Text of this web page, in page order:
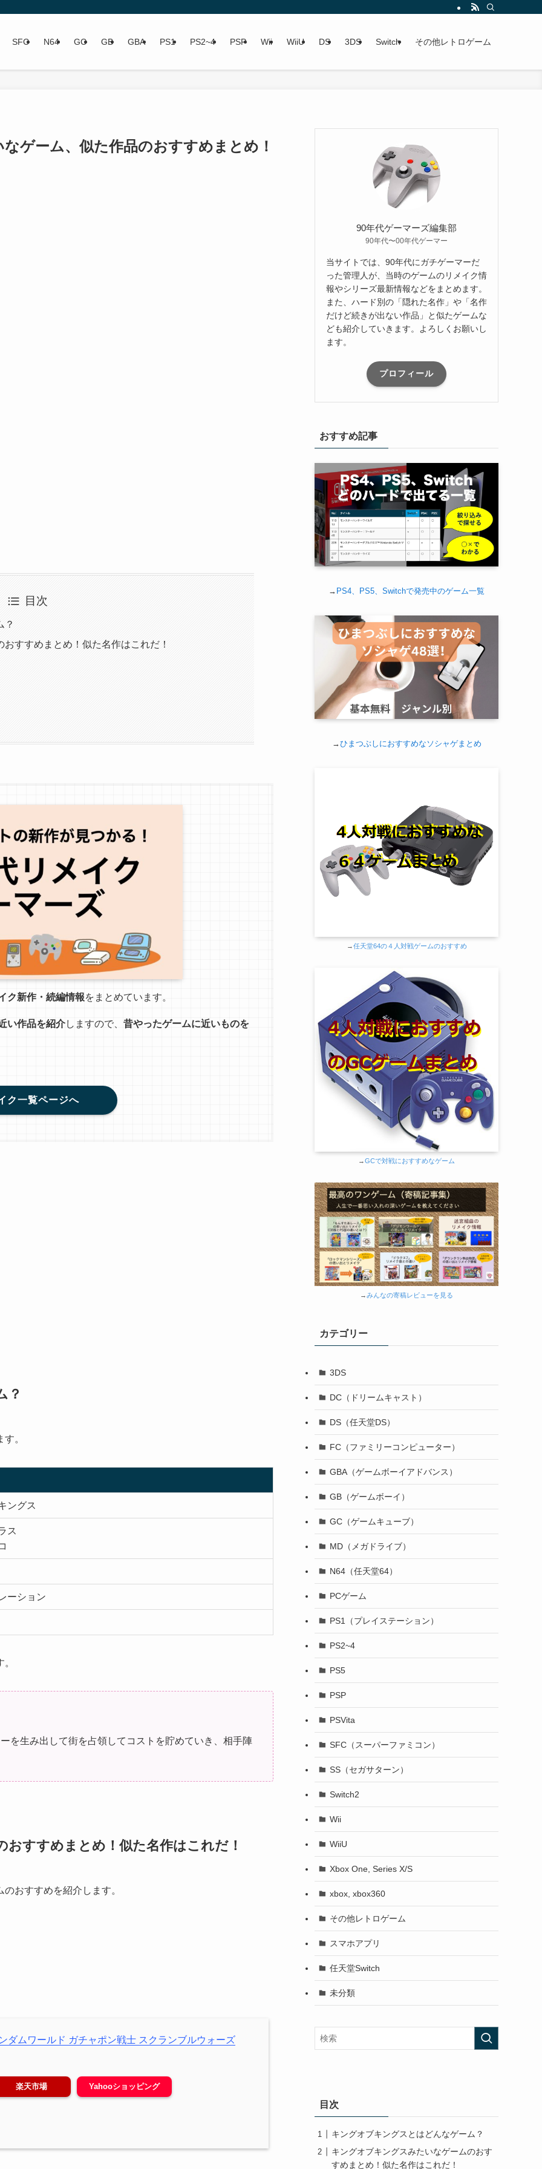
SFC N64 GC GB GBA PS1 PS2~4 PSP Wii WiiU DS 3DS Switch その他レトロゲーム
ゲーム、似た作品のおすすめまとめ！
目次
？
すすめまとめ！似た名作はこれだ！
ク新作・続編情報をまとめています。
い作品を紹介しますので、 昔やったゲームに近いものを
ク一覧ページへ
？
。
ングス
ス
ーション
を生み出して街を占領してコストを貯めていき、相手陣
すすめまとめ！似た名作はこれだ！
おすすめを紹介します。
ダムワールド ガチャポン戦士 スクランブルウォーズ
楽天市場 Yahooショッピング
90年代ゲーマーズ編集部
90年代〜00年代ゲーマー
当サイトでは、90年代にガチゲーマーだ
った管理人が、当時のゲームのリメイク情
報やシリーズ最新情報などをまとめます。
また、ハード別の「隠れた名作」や「名作
だけど続きが出ない作品」と似たゲームな
ども紹介していきます。よろしくお願いし
ます。
プロフィール
おすすめ記事
→ PS4、PS5、Switchで発売中のゲーム一覧
→ひまつぶしにおすすめなソシャゲまとめ
→任天堂64の４人対戦ゲームのおすすめ
→GCで対戦におすすめなゲーム
→みんなの寄稿レビューを見る
カテゴリー
3DS
DC（ドリームキャスト）
DS（任天堂DS）
FC（ファミリーコンピューター）
GBA（ゲームボーイアドバンス）
GB（ゲームボーイ）
GC（ゲームキューブ）
MD（メガドライブ）
N64（任天堂64）
PCゲーム
PS1（プレイステーション）
PS2~4
PS5
PSP
PSVita
SFC（スーパーファミコン）
SS（セガサターン）
Switch2
Wii
WiiU
Xbox One, Series X/S
xbox, xbox360
その他レトロゲーム
スマホアプリ
任天堂Switch
未分類
目次
キングオブキングスとはどんなゲーム？
キングオブキングスみたいなゲームのおす
すめまとめ！似た名作はこれだ！